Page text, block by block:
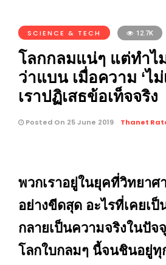
SCIENCE & TECH 12.7K
โลกกลมแน่ๆ แต่ทำไ
ว่าแบน เมื่อความ ‘ไม่
เราปฏิเสธข้อเท็จจริง
Posted On 25 June 2019 Thanet
พวกเราอยู่ในยุคที่วิทยาศ
อย่างขีดสุด อะไรที่เคยเป็
กลายเป็นความจริงในปั
โลกใบกลมๆ นี้จนชินอยู่ทุ